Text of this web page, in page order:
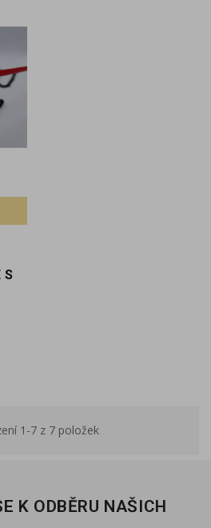
S
1-7 z 7 položek
K ODBĚRU NAŠICH